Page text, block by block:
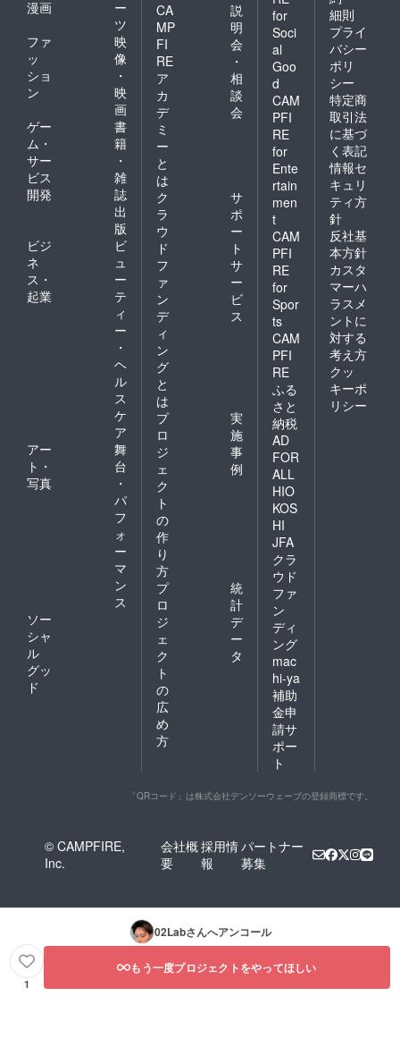
漫画
ー
ツ
ファ
ッ
ショ
ン
映
像
・
映
画
ゲー
ム・
サー
ビス
開発
書
籍
・
雑
誌
出
版
ビジ
ネ
ス・
起業
ビ
ュ
ー
テ
ィ
ー
・
ヘ
ル
ス
ケ
ア
アー
ト・
写真
舞
台
・
パ
フ
ォ
ー
マ
ン
ス
ソー
シャ
ル
グッ
ド
CA
MP
FI
RE
ア
カ
デ
ミ
ー
と
は
説
明
会
・
相
談
会
ク
ラ
ウ
ド
フ
ァ
ン
デ
ィ
ン
グ
と
は
サ
ポ
ー
ト
サ
ー
ビ
ス
プ
ロ
ジ
ェ
ク
ト
の
作
り
方
実
施
事
例
プ
ロ
ジ
ェ
ク
ト
の
広
め
方
統
計
デ
ー
タ
for
Soci
al
Goo
d
CAM
PFI
RE
for
Ente
rtain
men
t
CAM
PFI
RE
for
Spor
ts
CAM
PFI
RE
ふる
さと
納税
AD
FOR
ALL
HIO
KOS
HI
JFA
クラ
ウド
ファ
ン
ディ
ング
mac
hi-ya
補助
金申
請サ
ポー
ト
細則
プライ
バシー
ポリ
シー
特定商
取引法
に基づ
く表記
情報セ
キュリ
ティ方
針
反社基
本方針
カスタ
マーハ
ラスメ
ントに
対する
考え方
クッ
キーポ
リシー
「QRコード」は株式会社デンソーウェーブの登録商標です。
© CAMPFIRE,
Inc.
会社概
要
採用情
報
パートナー
募集
02Labさんへアンコール
1
もう一度プロジェクトをやってほしい